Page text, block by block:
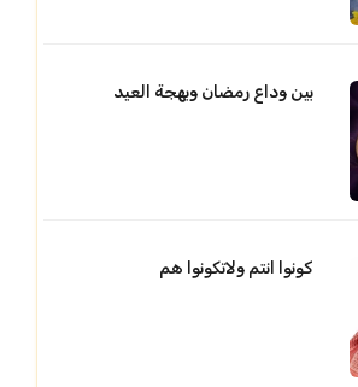
بين وداع رمضان وبهجة العيد
كونوا انتم ولاتكونوا هم